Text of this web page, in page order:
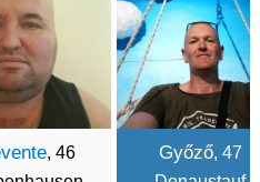
, 46
Győző, 47